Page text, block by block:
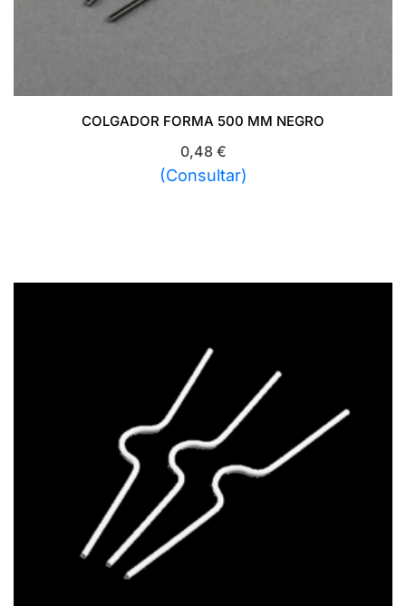
COLGADOR FORMA 500 MM NEGRO
0,48 €
(Consultar)